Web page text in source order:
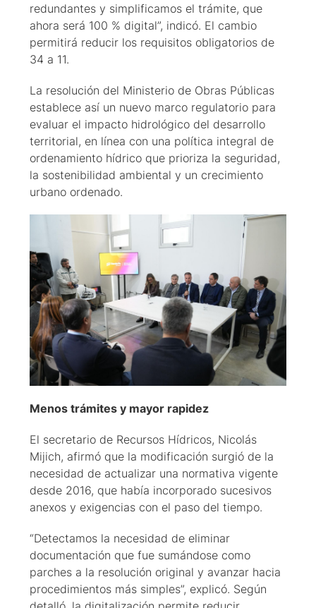
redundantes y simplificamos el trámite, que
ahora será 100 % digital”, indicó. El cambio
permitirá reducir los requisitos obligatorios de
34 a 11.
La resolución del Ministerio de Obras Públicas
establece así un nuevo marco regulatorio para
evaluar el impacto hidrológico del desarrollo
territorial, en línea con una política integral de
ordenamiento hídrico que prioriza la seguridad,
la sostenibilidad ambiental y un crecimiento
urbano ordenado.
Menos trámites y mayor rapidez
El secretario de Recursos Hídricos, Nicolás
Mijich, afirmó que la modificación surgió de la
necesidad de actualizar una normativa vigente
desde 2016, que había incorporado sucesivos
anexos y exigencias con el paso del tiempo.
“Detectamos la necesidad de eliminar
documentación que fue sumándose como
parches a la resolución original y avanzar hacia
procedimientos más simples”, explicó. Según